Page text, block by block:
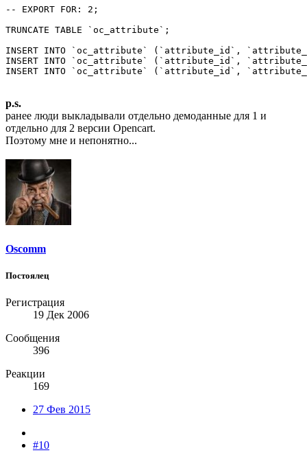
-- EXPORT FOR: 2;
TRUNCATE TABLE `oc_attribute`;
INSERT INTO `oc_attribute` (`attribute_id`,
INSERT INTO `oc_attribute` (`attribute_id`,
INSERT INTO `oc_attribute` (`attribute_id`,
p.s.
ранее люди выкладывали отдельно демоданные для 1 и
отдельно для 2 версии Opencart.
Поэтому мне и непонятно...
Oscomm
Постоялец
Регистрация
19 Дек 2006
Сообщения
396
Реакции
169
27 Фев 2015
#10